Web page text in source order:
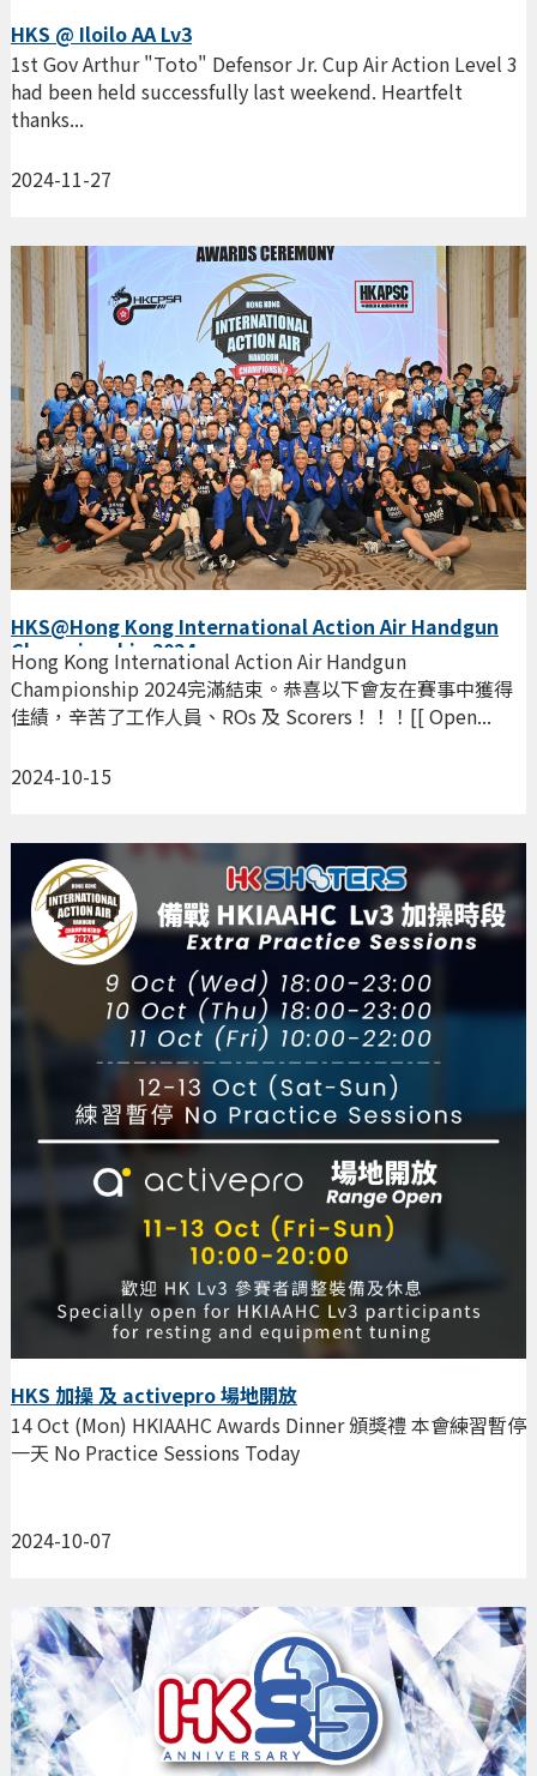
HKS @ Iloilo AA Lv3
2024-11-27
1st Gov Arthur "Toto" Defensor Jr. Cup Air Action Level 3
had been held successfully last weekend. Heartfelt
thanks...
HKS@Hong Kong International Action Air Handgun
Championship 2024
2024-10-15
Hong Kong International Action Air Handgun
Championship 2024完滿結束。恭喜以下會友在賽事中獲得
佳績，辛苦了工作人員、ROs 及 Scorers！！！[[ Open...
HKS 加操 及 activepro 場地開放
2024-10-07
14 Oct (Mon) HKIAAHC Awards Dinner 頒獎禮 本會練習暫停
一天 No Practice Sessions Today